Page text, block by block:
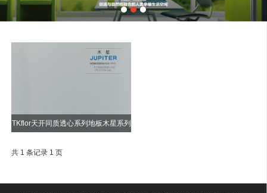
TKflor天开同质透心系列地板木星系列
共 1 条记录 1 页